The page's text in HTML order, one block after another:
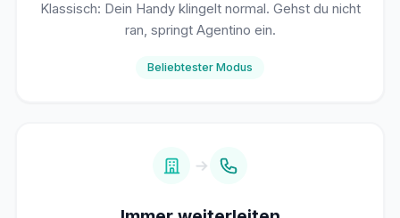
Klassisch: Dein Handy klingelt normal. Gehst du nicht
ran, springt Agentino ein.
Beliebtester Modus